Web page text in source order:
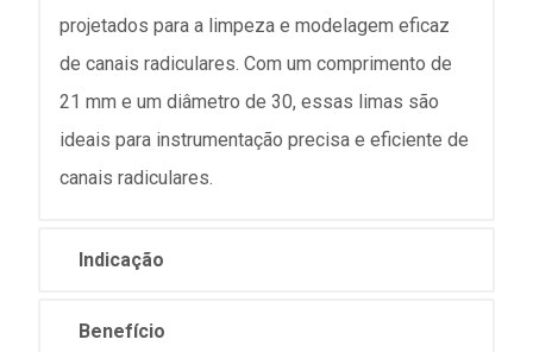
projetados para a limpeza e modelagem eficaz
de canais radiculares. Com um comprimento de
21 mm e um diâmetro de 30, essas limas são
ideais para instrumentação precisa e eficiente de
canais radiculares.
Indicação
Benefício